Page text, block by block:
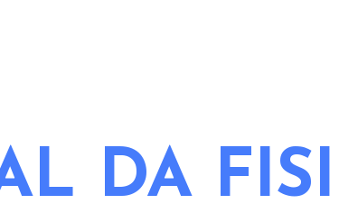
DA